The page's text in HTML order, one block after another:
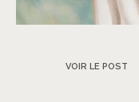
VOIR LE POST